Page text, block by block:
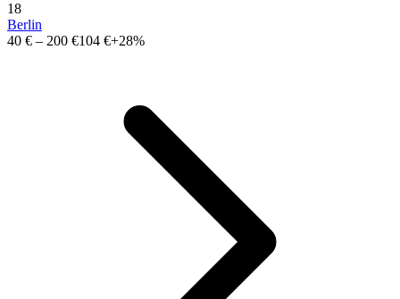
18
Berlin
40 € – 200 €104 €+28%